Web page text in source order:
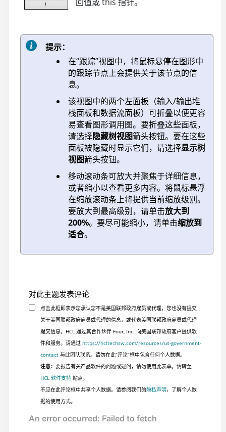
回值或 this 指针。
提示：
在“跟踪”视图中，将鼠标悬停在图形中
的跟踪节点上会提供关于该节点的信
息。
该视图中的两个左面板（输入/输出堆
栈面板和数据流面板）可折叠以便更容
易查看图形调用图。要折叠这些面板，
请选择隐藏树视图箭头按钮。要在这些
面板被隐藏时显示它们，请选择显示树
视图箭头按钮。
移动滚动条可放大并聚焦于详细信息，
或者缩小以查看更多内容。将鼠标悬浮
在缩放滚动条上将提供当前缩放级别。
要放大到最高级别，请单击放大到
200%。要尽可能缩小，请单击缩放到
适合。
对此主题发表评论
点击此框即表示您承认您不是美国联邦政府雇员或代理，您也没有提交
关于美国联邦政府雇员或代理的信息，或代表美国联邦政府雇员或代理
提交信息。HCL 通过其合作伙伴 Four, Inc. 向美国联邦政府客户提供软
件和服务。请通过 https://hcltechsw.com/resources/us-government-
contact与此团队联系。请勿在此“评论”框中包含任何个人数据。
注意： 要报告有关产品软件的问题或疑问，请勿使用此表单。请转至
HCL 软件支持站点。
不应在此评论框中共享个人数据。请参阅我们的隐私声明，了解个人数
据的使用方式。